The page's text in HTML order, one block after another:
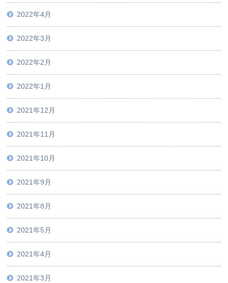
2022年4月
2022年3月
2022年2月
2022年1月
2021年12月
2021年11月
2021年10月
2021年9月
2021年8月
2021年5月
2021年4月
2021年3月